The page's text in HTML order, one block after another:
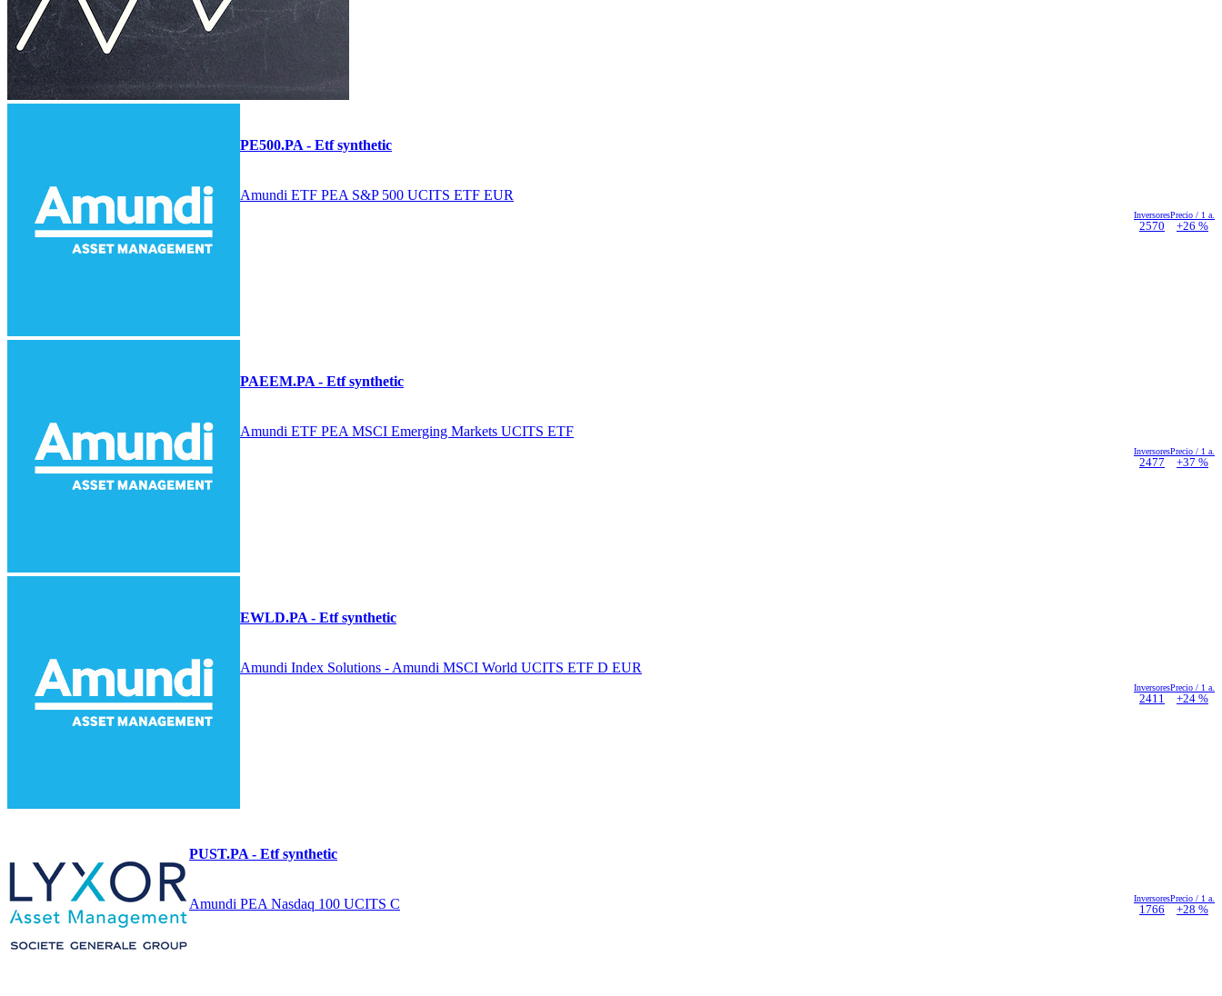
PE500.PA - Etf synthetic
Amundi ETF PEA S&P 500 UCITS ETF EUR
Inversores
2570
Precio / 1 a.
+26 %
PAEEM.PA - Etf synthetic
Amundi ETF PEA MSCI Emerging Markets UCITS ETF
Inversores
2477
Precio / 1 a.
+37 %
EWLD.PA - Etf synthetic
Amundi Index Solutions - Amundi MSCI World UCITS ETF D EUR
Inversores
2411
Precio / 1 a.
+24 %
PUST.PA - Etf synthetic
Amundi PEA Nasdaq 100 UCITS C Inversores
1766
Precio / 1 a.
+28 %